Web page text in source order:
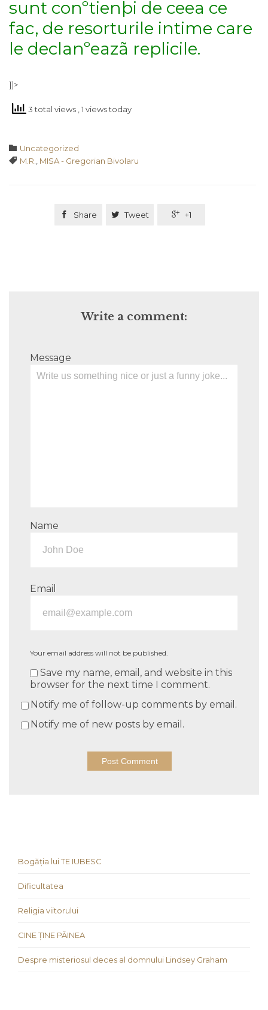
sunt conºtienþi de ceea ce
fac, de resorturile intime care
le declanºeazã replicile.
]]>
3 total views , 1 views today
 Category
Uncategorized
 Tags
M.R., MISA - Gregorian Bivolaru
 Share  Tweet  +1
Write a comment:
Message
Name
Email
Your email address will not be published.
Save my name, email, and website in this
browser for the next time I comment.
Notify me of follow-up comments by email.
Notify me of new posts by email.
Bogăția lui TE IUBESC
Dificultatea
Religia viitorului
CINE ȚINE PÂINEA
Despre misteriosul deces al domnului Lindsey Graham